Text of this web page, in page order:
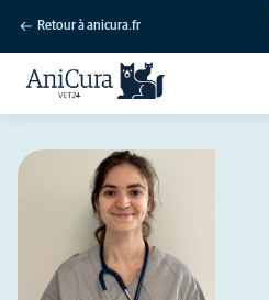
Retour à anicura.fr